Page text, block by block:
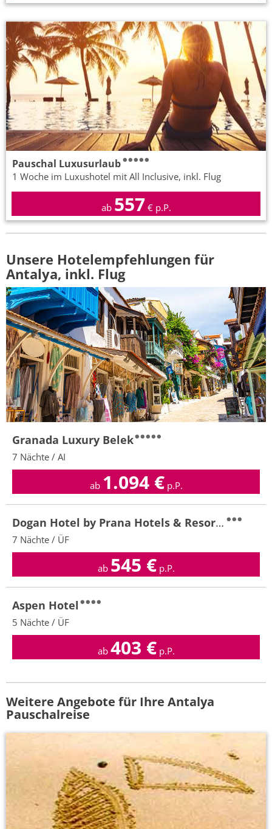
Pauschal Luxusurlaub
1 Woche im Luxushotel mit All Inclusive, inkl. Flug
ab 557 € p.P.
Unsere Hotelempfehlungen für
Antalya, inkl. Flug
Granada Luxury Belek
7 Nächte / AI
ab 1.094€ p.P.
Dogan Hotel by Prana Hotels & Resorts
7 Nächte / ÜF
ab 545 € p.P.
Aspen Hotel
5 Nächte / ÜF
ab 403 € p.P.
Weitere Angebote für Ihre Antalya
Pauschalreise